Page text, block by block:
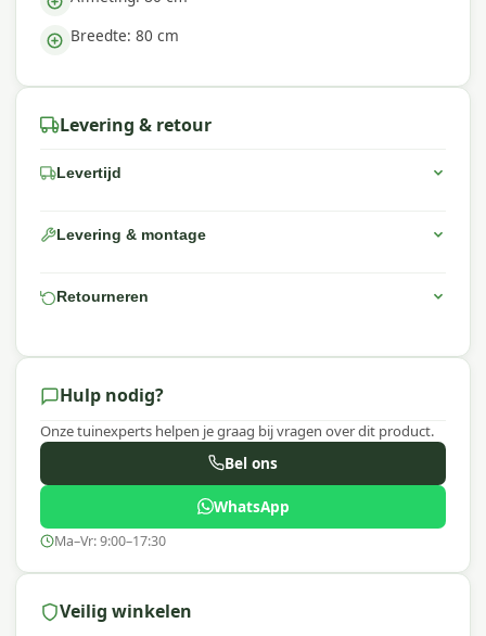
advies voor jouw buitenruimte.
Waarom Garden Impressions?
materialen, praktische ontwerpen en een
Breedte: 80 cm
Levering & retour
Levertijd
Levering & montage
Retourneren
Hulp nodig?
Onze tuinexperts helpen je graag bij vragen over dit product.
Bel ons
WhatsApp
Ma–Vr: 9:00–17:30
Veilig winkelen